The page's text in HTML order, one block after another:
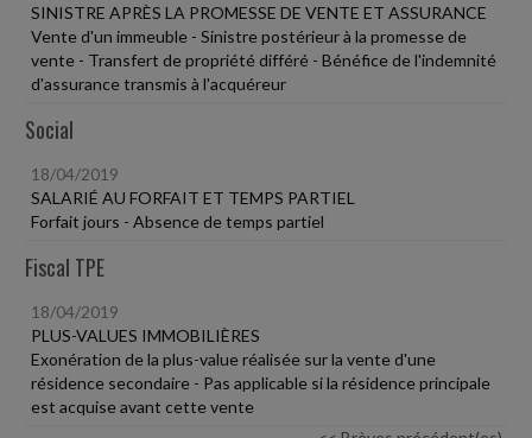
SINISTRE APRÈS LA PROMESSE DE VENTE ET ASSURANCE
Vente d'un immeuble - Sinistre postérieur à la promesse de
vente - Transfert de propriété différé - Bénéfice de l'indemnité
d'assurance transmis à l'acquéreur
Social
18/04/2019
SALARIÉ AU FORFAIT ET TEMPS PARTIEL
Forfait jours - Absence de temps partiel
Fiscal TPE
18/04/2019
PLUS-VALUES IMMOBILIÈRES
Exonération de la plus-value réalisée sur la vente d'une
résidence secondaire - Pas applicable si la résidence principale
est acquise avant cette vente